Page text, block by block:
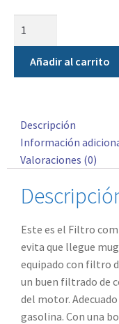
Añadir al carrito
Descripción
Información
Valoraciones (0)
Este es el Filtro
evita que llegue
equipado con filtro
un buen filtrado de
del motor.
gasolina. Con una